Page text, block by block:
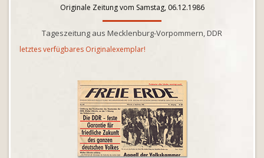
Originale Zeitung vom Samstag, 06.12.1986
Tageszeitung aus Mecklenburg-Vorpommern, DDR
letztes verfügbares Originalexemplar!